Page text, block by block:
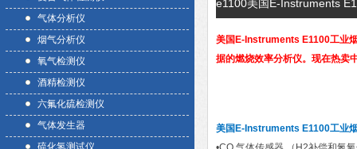
气体分析仪
烟气分析仪
氧气检测仪
酒精检测仪
六氟化硫检测仪
气体发生器
硫化氢测试仪
e1100美国E-Instruments
美国E-Instruments E1100工业
据的燃烧效率分析仪。现在热卖
美国E-Instruments E1100工业